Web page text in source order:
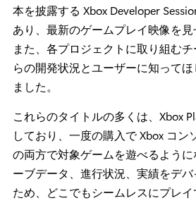
本を披露する Xbox Developer
あり、最新のゲームプレイ映像を見
また、各プロジェクトに取り組む
らの開発状況とユーザーに知って
ました。
これらのタイトルの多くは、Xbox
しており、一度の購入で Xbox コン
の両方で対象ゲームを遊べるよう
ーブデータ、進行状況、実績をデ
ため、どこでもシームレスにプレイ